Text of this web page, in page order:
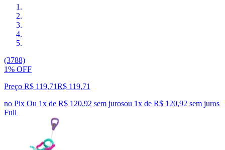
(3788)
1% OFF
Preço R$ 119,71R$ 119,71
no Pix Ou 1x de R$ 120,92 sem jurosou 1x de R$ 120,92 sem juros
Full